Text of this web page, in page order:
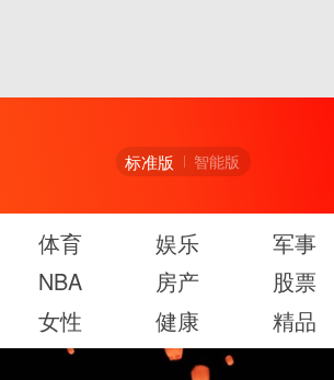
标准版 智能版
体育 娱乐 军事
NBA 房产 股票
女性 健康 精品